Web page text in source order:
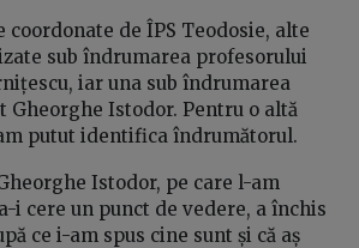
coordonate de ÎPS Teodosie, alte
sub îndrumarea profesorului
iar una sub îndrumarea
Gheorghe Istodor. Pentru o altă
putut identifica îndrumătorul.
Istodor, pe care l-am
i cere un punct de vedere, a închis
ce i-am spus cine sunt și că aș